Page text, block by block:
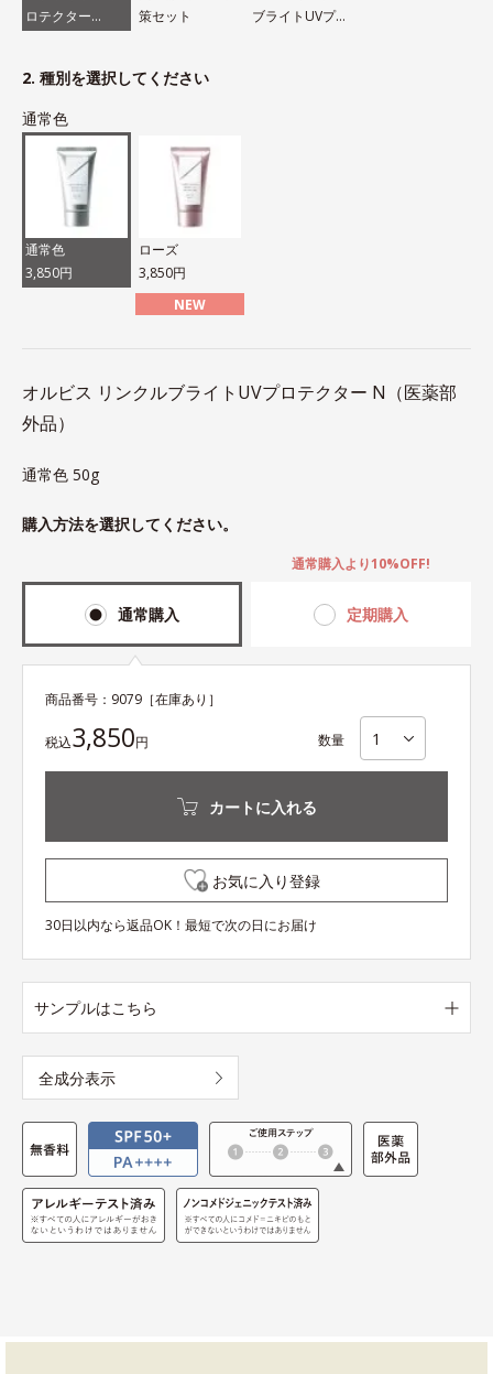
ロテクター
策セット
ブライトUVプロ
2. 種別を選択してください
通常色
通常色
3,850円
ローズ
3,850円
NEW
オルビス リンクルブライトUVプロテクター N（医薬部
外品）
通常色 50g
購入方法を選択してください。
通常購入 定期購入
通常購入より10%OFF!
商品番号： 9079 ［在庫あり］
税込3,850円 数量
カートに入れる
お気に入り登録
30日以内なら返品OK！最短で次の日にお届け
サンプルはこちら
全成分表示